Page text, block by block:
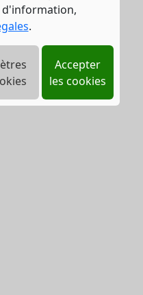
.
Accepter
les cookies